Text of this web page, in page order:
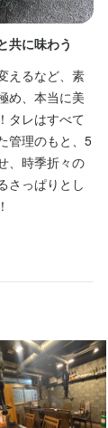
共に味わう
えるなど、素
め、本当に美
タレはすべて
管理のもと、5
、時季折々の
さっぱりとし
の調理業務
、メニュー開
お任せしま